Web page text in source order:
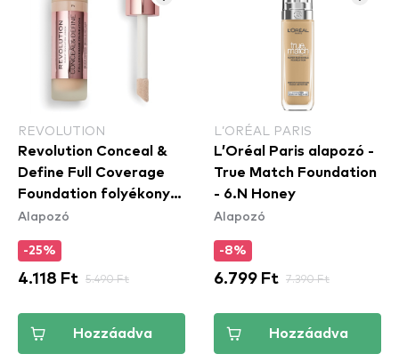
REVOLUTION
Revolution Conceal &
Define Full Coverage
Foundation folyékony
alapozó - F4
Alapozó
-25%
4.118 Ft 5.490 Ft
Hozzáadva
L’ORÉAL PARIS
L’Oréal Paris alapozó -
True Match Foundation
- 6.N Honey
Alapozó
-8%
6.799 Ft 7.390 Ft
Hozzáadva